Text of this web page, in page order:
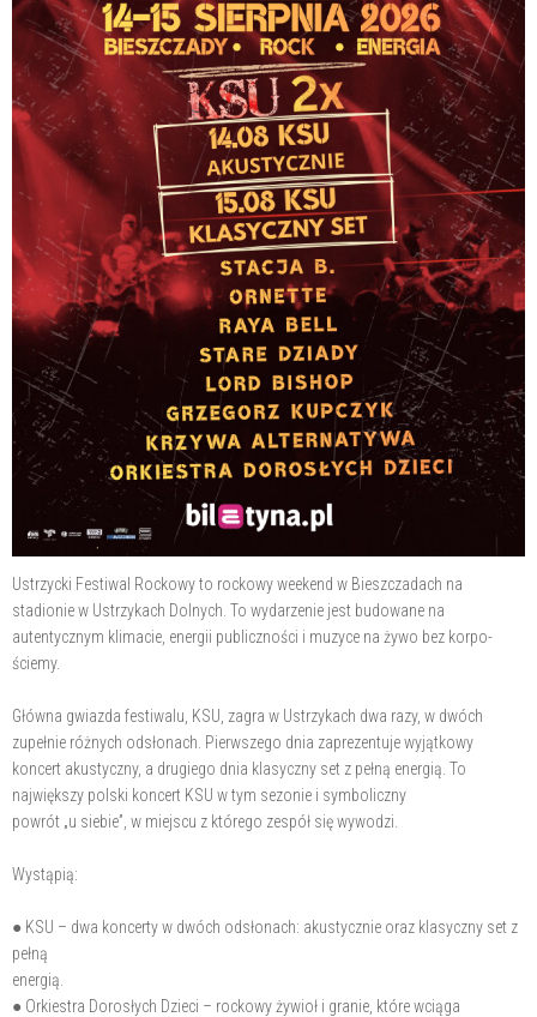
Ustrzycki Festiwal Rockowy to rockowy weekend w Bieszczadach na
stadionie w Ustrzykach Dolnych. To wydarzenie jest budowane na
autentycznym klimacie, energii publiczności i muzyce na żywo bez korpo-
ściemy.
Główna gwiazda festiwalu, KSU, zagra w Ustrzykach dwa razy, w dwóch
zupełnie różnych odsłonach. Pierwszego dnia zaprezentuje wyjątkowy
koncert akustyczny, a drugiego dnia klasyczny set z pełną energią. To
największy polski koncert KSU w tym sezonie i symboliczny
powrót „u siebie”, w miejscu z którego zespół się wywodzi.
Wystąpią:
● KSU – dwa koncerty w dwóch odsłonach: akustycznie oraz klasyczny set z
pełną
energią.
● Orkiestra Dorosłych Dzieci – rockowy żywioł i granie, które wciąga